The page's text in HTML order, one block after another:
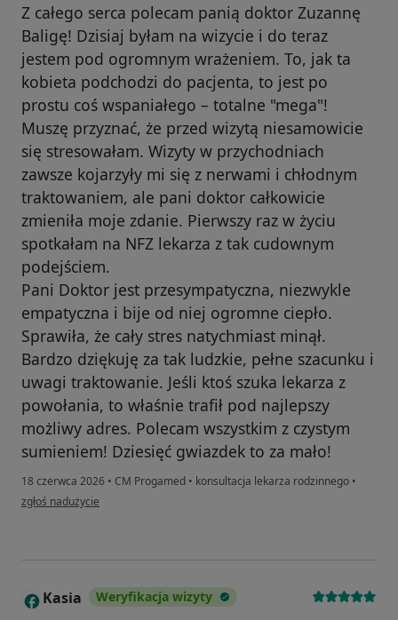
​Z całego serca polecam panią doktor Zuzannę
Baligę! Dzisiaj byłam na wizycie i do teraz
jestem pod ogromnym wrażeniem. To, jak ta
kobieta podchodzi do pacjenta, to jest po
prostu coś wspaniałego – totalne "mega"!
​Muszę przyznać, że przed wizytą niesamowicie
się stresowałam. Wizyty w przychodniach
zawsze kojarzyły mi się z nerwami i chłodnym
traktowaniem, ale pani doktor całkowicie
zmieniła moje zdanie. Pierwszy raz w życiu
spotkałam na NFZ lekarza z tak cudownym
podejściem.
​Pani Doktor jest przesympatyczna, niezwykle
empatyczna i bije od niej ogromne ciepło.
Sprawiła, że cały stres natychmiast minął.
Bardzo dziękuję za tak ludzkie, pełne szacunku i
uwagi traktowanie. Jeśli ktoś szuka lekarza z
powołania, to właśnie trafił pod najlepszy
możliwy adres. Polecam wszystkim z czystym
sumieniem! Dziesięć gwiazdek to za mało!
18 czerwca 2026 • CM Progamed • konsultacja lekarza rodzinnego •
w opinii użytkownika Julita
zgłoś nadużycie
K Kasia Weryfikacja wizyty